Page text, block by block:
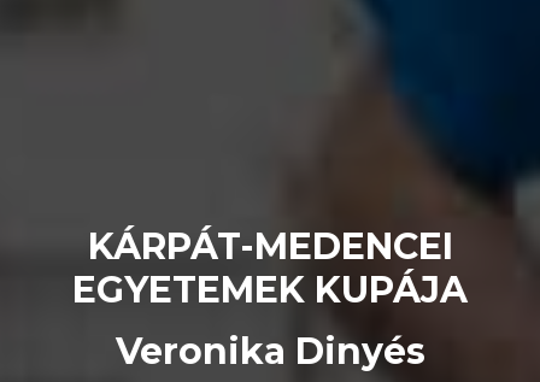
KÁRPÁT-MEDENCEI
EGYETEMEK KUPÁJA
Veronika Dinyés